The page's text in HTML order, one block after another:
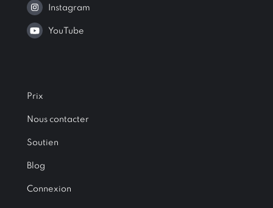
Instagram
YouTube
Prix
Nous contacter
Soutien
Blog
Connexion